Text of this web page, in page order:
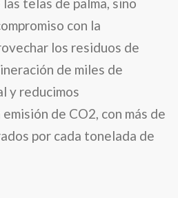
con la
los residuos de
de miles de
y reducimos
de CO2, con más de
por cada tonelada de